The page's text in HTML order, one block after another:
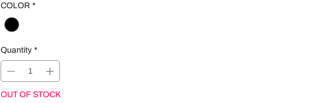
COLOR *
Quantity *
OUT OF STOCK